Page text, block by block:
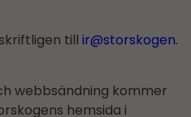
till ir@storskogen.
webbsändning kommer
hemsida i